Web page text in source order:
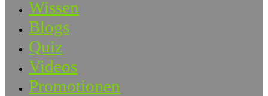
Wissen
Blogs
Quiz
Videos
Promotionen